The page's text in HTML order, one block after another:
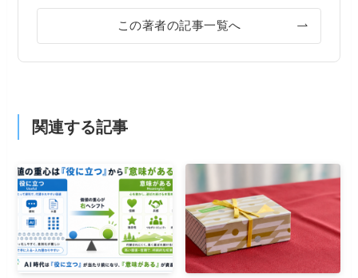
この著者の記事一覧へ
関連する記事